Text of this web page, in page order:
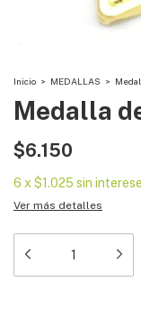
Inicio > MEDALLAS >
Medalla
$6.150
6 x $1.025 sin
Ver más detalles